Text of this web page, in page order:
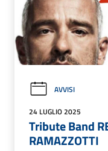
AVVISI
24 LUGLIO 2025
Tribute Band
RAMAZZOTTI